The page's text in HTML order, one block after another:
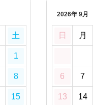
土
1
8
15
2026年 9月
日 月
6 7
13 14